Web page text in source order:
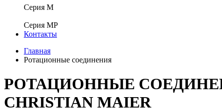
Серия M
Серия MP
Контакты
Главная
Ротационные соединения
РОТАЦИОННЫЕ
CHRISTIAN MAIER